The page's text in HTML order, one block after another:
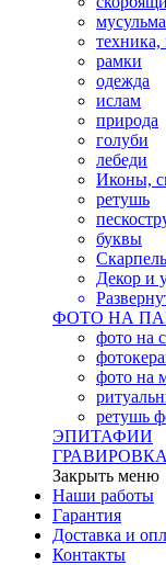
рамки
одежда
ислам
природа
голуби
лебеди
Иконы,
ретушь
буквы
Декор и
ФОТО НА
фото на
фото на
ретушь
ЭПИТАФИИ
Закрыть меню
Наши работы
Гарантия
Доставка и
Контакты